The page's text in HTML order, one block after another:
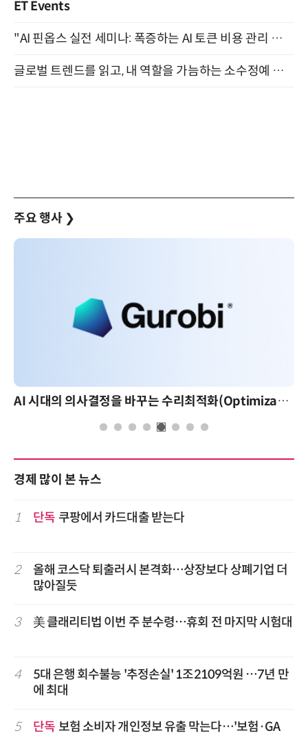
ET Events
"AI 핀옵스 실전 세미나: 폭증하는 AI 토큰 비용 관리 전략" 8월 21일 개최
글로벌 트렌드를 읽고, 내 역할을 가늠하는 소수정예 실습 워크숍 (8/28)
주요 행사 ❯
AI 시대의 의사결정을 바꾸는 수리최적화(Optimization): 실제 산업 적용 사례와 활용 전략
경제 많이 본 뉴스
1 단독 쿠팡에서 카드대출 받는다
2
올해 코스닥 퇴출러시 본격화…상장보다 상폐기업 더
많아질듯
3 美 클래리티법 이번 주 분수령…휴회 전 마지막 시험대
4
5대 은행 회수불능 '추정손실' 1조2109억원 …7년 만
에 최대
5 단독 보험 소비자 개인정보 유출 막는다…'보험·GA